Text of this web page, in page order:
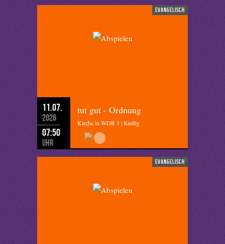
evangelisch
11.07.
2026
07:50
Uhr
tut gut - Ordnung
Kirche in WDR 3 | Kießig
evangelisch